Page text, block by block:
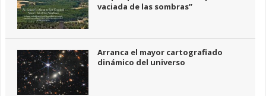
vaciada de las sombras”
Arranca el mayor cartografiado
dinámico del universo